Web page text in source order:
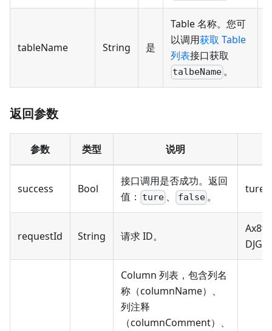
tableName String 是
Table 名称。您可
以调用获取 Table
列表接口获取
talbeName 。
返回参数
参数 类型 说明
success Bool
接口调用是否成功。返回
值：
ture 、 false。
ture
requestId String 请求 ID。
Column 列表，包含列名
称（columnName）、
列注释
（columnComment）、